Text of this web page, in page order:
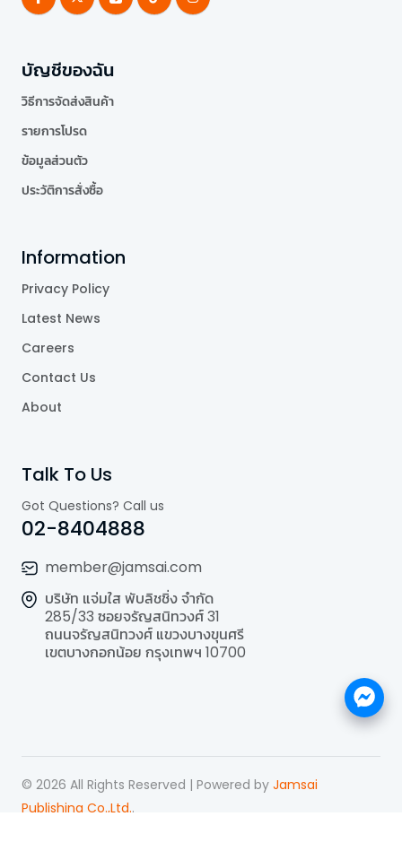
บัญชีของฉัน
วิธีการจัดส่งสินค้า
รายการโปรด
ข้อมูลส่วนตัว
ประวัติการสั่งซื้อ
Information
Privacy Policy
Latest News
Careers
Contact Us
About
Talk To Us
Got Questions? Call us
02-8404888
member@jamsai.com
บริษัท แจ่มใส พับลิชชิ่ง จำกัด
285/33 ซอยจรัญสนิทวงศ์ 31
ถนนจรัญสนิทวงศ์ แขวงบางขุนศรี
เขตบางกอกน้อย กรุงเทพฯ 10700
© 2026 All Rights Reserved | Powered by Jamsai
Publishing Co.,Ltd..